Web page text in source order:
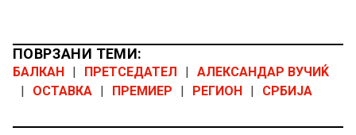
ПОВРЗАНИ ТЕМИ:
БАЛКАН | ПРЕТСЕДАТЕЛ | АЛЕКСАНДАР ВУЧИЌ
|
ОСТАВКА | ПРЕМИЕР | РЕГИОН | СРБИЈА